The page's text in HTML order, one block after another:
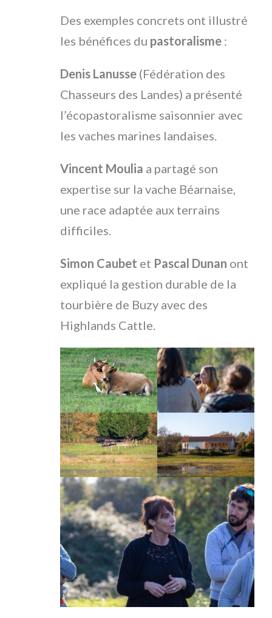
Des exemples concrets ont illustré
les bénéfices du pastoralisme :
Denis Lanusse (Fédération des
Chasseurs des Landes) a présenté
l’écopastoralisme saisonnier avec
les vaches marines landaises.
Vincent Moulia a partagé son
expertise sur la vache Béarnaise,
une race adaptée aux terrains
difficiles.
Simon Caubet et Pascal Dunan ont
expliqué la gestion durable de la
tourbière de Buzy avec des
Highlands Cattle.